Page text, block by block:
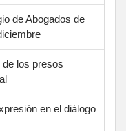
de Abogados de
los presos
en el diálogo